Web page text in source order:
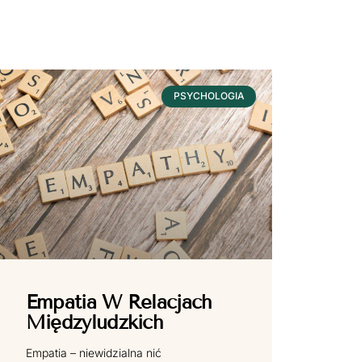
PSYCHOLOGIA
Empatia W Relacjach
Międzyludzkich
Empatia – niewidzialna nić